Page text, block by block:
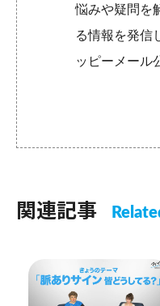
悩みや疑問を
る情報を発
ッピーメール
関連記事